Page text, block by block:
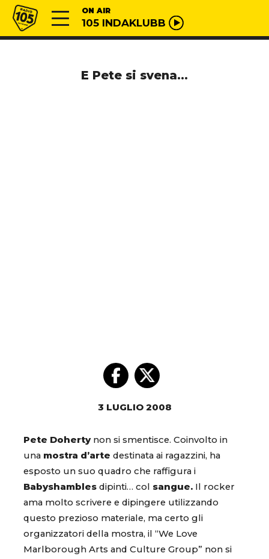
Vai al contenuto
Radio 105 ON AIR
105 INDAKLUBB
E Pete si svena…
3 LUGLIO 2008
Pete Dohertynon si smentisce. Coinvolto in
una mostra d’arte destinata ai ragazzini, ha
esposto un suo quadro che raffigura i
Babyshambles dipinti… col sangue. Il rocker
ama molto scrivere e dipingere utilizzando
questo prezioso materiale, ma certo gli
organizzatori della mostra, il “We Love
Marlborough Arts and Culture Group” non si